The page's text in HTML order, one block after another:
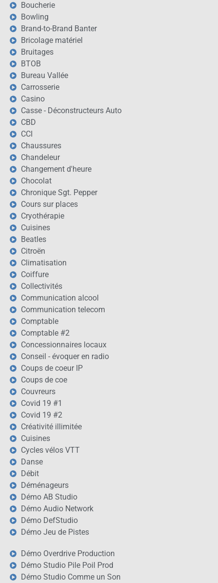
Boucherie
Bowling
Brand-to-Brand Banter
Bricolage matériel
Bruitages
BTOB
Bureau Vallée
Carrosserie
Casino
Casse - Déconstructeurs Auto
CBD
CCI
Chaussures
Chandeleur
Changement d'heure
Chocolat
Chronique Sgt. Pepper
Cours sur places
Cryothérapie
Cuisines
Beatles
Citroën
Climatisation
Coiffure
Collectivités
Communication alcool
Communication telecom
Comptable
Comptable #2
Concessionnaires locaux
Conseil - évoquer en radio
Coups de coeur IP
Coups de coe
Couvreurs
Covid 19 #1
Covid 19 #2
Créativité illimitée
Cuisines
Cycles vélos VTT
Danse
Débit
Déménageurs
Démo AB Studio
Démo Audio Network
Démo DefStudio
Démo Jeu de Pistes
Démo Overdrive Production
Démo Studio Pile Poil Prod
Démo Studio Comme un Son